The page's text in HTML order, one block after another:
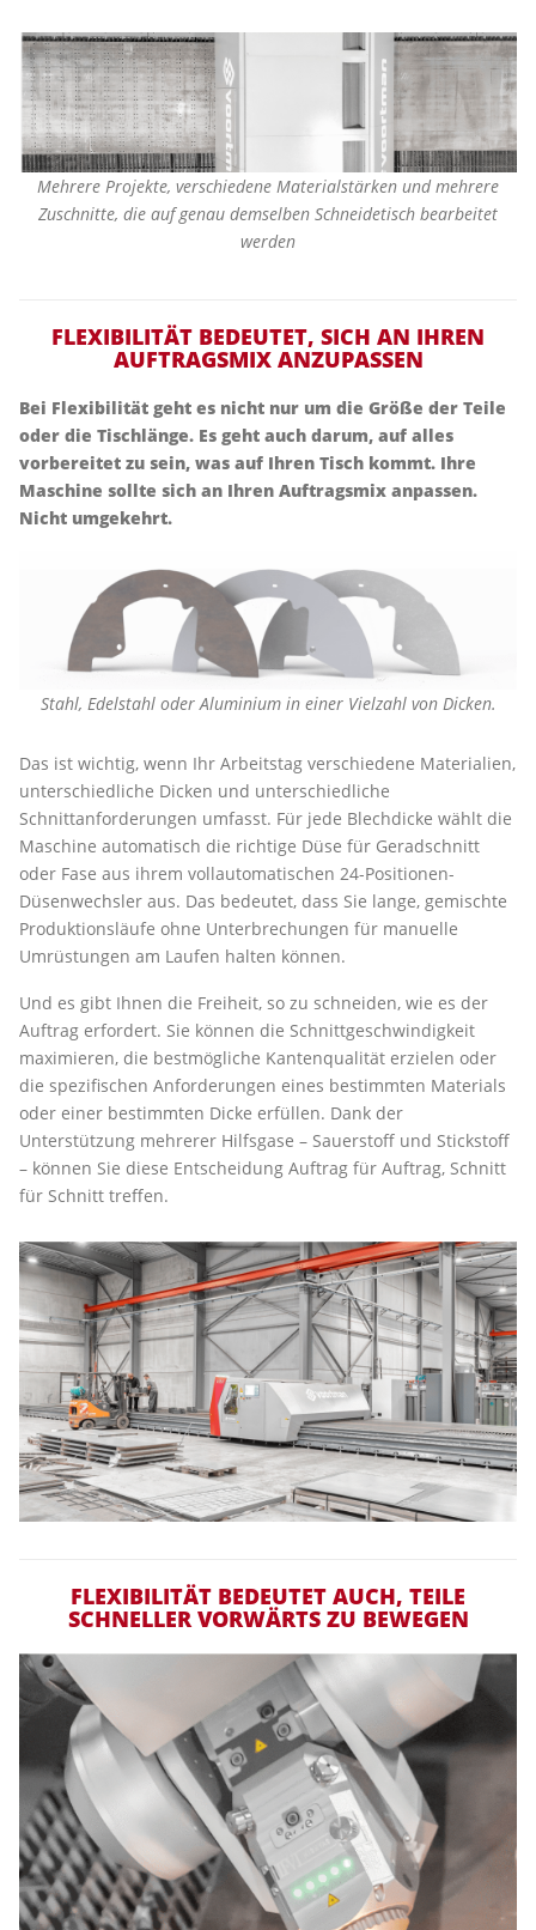
Mehrere Projekte, verschiedene Materialstärken und mehrere
Zuschnitte, die auf genau demselben Schneidetisch bearbeitet
werden
FLEXIBILITÄT BEDEUTET, SICH AN IHREN
AUFTRAGSMIX ANZUPASSEN
Bei Flexibilität geht es nicht nur um die Größe der Teile
oder die Tischlänge. Es geht auch darum, auf alles
vorbereitet zu sein, was auf Ihren Tisch kommt. Ihre
Maschine sollte sich an Ihren Auftragsmix anpassen.
Nicht umgekehrt.
Stahl, Edelstahl oder Aluminium in einer Vielzahl von Dicken.
Das ist wichtig, wenn Ihr Arbeitstag verschiedene Materialien,
unterschiedliche Dicken und unterschiedliche
Schnittanforderungen umfasst. Für jede Blechdicke wählt die
Maschine automatisch die richtige Düse für Geradschnitt
oder Fase aus ihrem vollautomatischen 24-Positionen-
Düsenwechsler aus. Das bedeutet, dass Sie lange, gemischte
Produktionsläufe ohne Unterbrechungen für manuelle
Umrüstungen am Laufen halten können.
Und es gibt Ihnen die Freiheit, so zu schneiden, wie es der
Auftrag erfordert. Sie können die Schnittgeschwindigkeit
maximieren, die bestmögliche Kantenqualität erzielen oder
die spezifischen Anforderungen eines bestimmten Materials
oder einer bestimmten Dicke erfüllen. Dank der
Unterstützung mehrerer Hilfsgase – Sauerstoff und Stickstoff
– können Sie diese Entscheidung Auftrag für Auftrag, Schnitt
für Schnitt treffen.
FLEXIBILITÄT BEDEUTET AUCH, TEILE
SCHNELLER VORWÄRTS ZU BEWEGEN